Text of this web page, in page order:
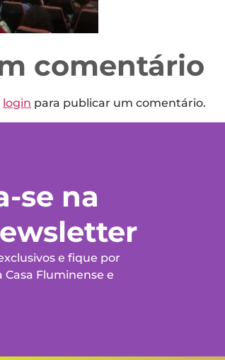
comentário
login para publicar um comentário.
se na
e fique por
Fluminense e